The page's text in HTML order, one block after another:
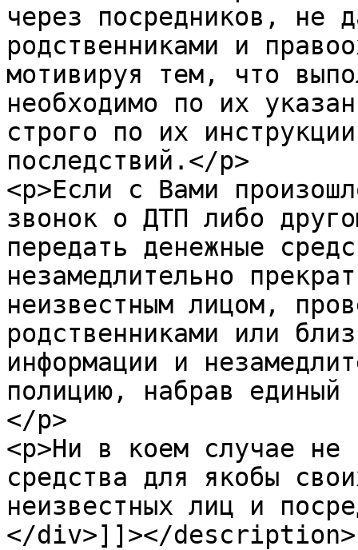
через посредников, не
родственниками и
мотивируя тем, что
необходимо по их
строго по их
последствий.</p>
<p>Если с Вами
звонок о ДТП либо
передать денежные
незамедлительно
неизвестным лицом,
родственниками или
информации и
полицию, набрав
</p>
<p>Ни в коем случае не
средства для якобы
неизвестных лиц и
</div>]]></description>